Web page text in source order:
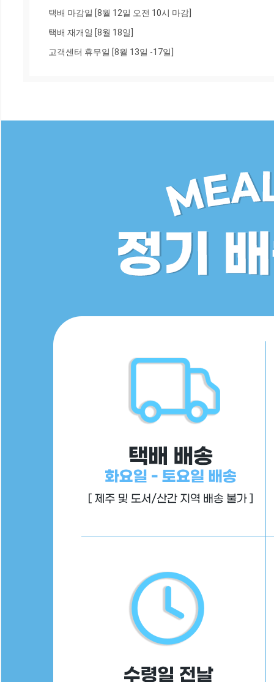
택배 마감일 [8월 12일 오전 10시 마감]
택배 재개일 [8월 18일]
고객센터 휴무일 [8월 13일 -17일]